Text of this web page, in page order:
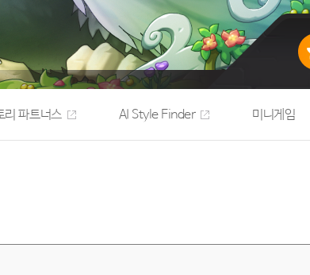
AI Style Finder
미니게임
커뮤니티 아카이브
리 파트너스 AI Style Finder 미니게임